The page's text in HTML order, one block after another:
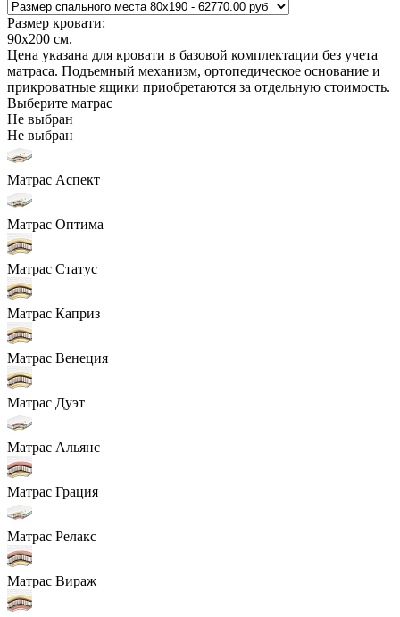
Размер кровати:
90x200 см.
Цена указана для кровати в базовой комплектации без учета
матраса. Подъемный механизм, ортопедическое основание и
прикроватные ящики приобретаются за отдельную стоимость.
Выберите матрас
Не выбран
Не выбран
Матрас Аспект
Матрас Оптима
Матрас Статус
Матрас Каприз
Матрас Венеция
Матрас Дуэт
Матрас Альянс
Матрас Грация
Матрас Релакс
Матрас Вираж